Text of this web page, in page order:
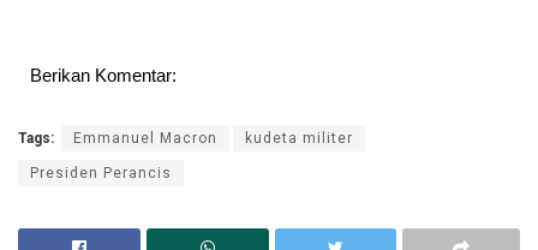
Berikan Komentar:
Tags: Emmanuel Macron kudeta militer
Presiden Perancis